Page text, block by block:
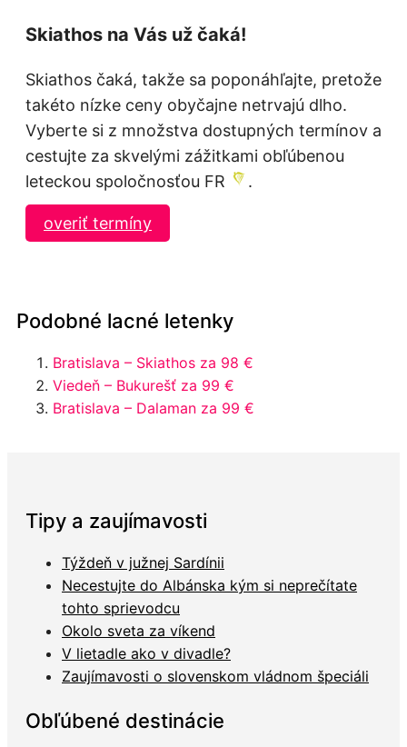
Skiathos na Vás už čaká!
Skiathos čaká, takže sa poponáhľajte, pretože
takéto nízke ceny obyčajne netrvajú dlho.
Vyberte si z množstva dostupných termínov a
cestujte za skvelými zážitkami obľúbenou
leteckou spoločnosťou FR
.
overiť termíny
Podobné lacné letenky
Bratislava – Skiathos za 98 €
Viedeň – Bukurešť za 99 €
Bratislava – Dalaman za 99 €
Tipy a zaujímavosti
Týždeň v južnej Sardínii
Necestujte do Albánska kým si neprečítate
tohto sprievodcu
Okolo sveta za víkend
V lietadle ako v divadle?
Zaujímavosti o slovenskom vládnom špeciáli
Obľúbené destinácie